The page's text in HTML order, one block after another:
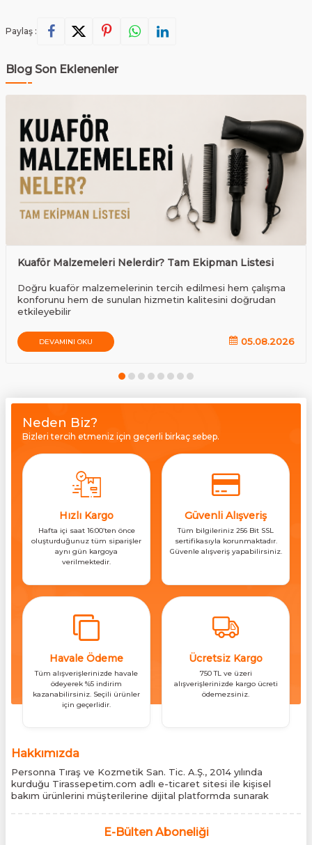
Paylaş :
Blog Son Eklenenler
Kuaför Malzemeleri Nelerdir? Tam Ekipman Listesi
Doğru kuaför malzemelerinin tercih edilmesi hem çalışma
konforunu hem de sunulan hizmetin kalitesini doğrudan
etkileyebilir
DEVAMINI OKU 05.08.2026
Neden Biz?
Bizleri tercih etmeniz için geçerli birkaç sebep.
Hızlı Kargo
Hafta içi saat 16:00’ten önce
oluşturduğunuz tüm siparişler
aynı gün kargoya
verilmektedir.
Güvenli Alışveriş
Tüm bilgileriniz 256 Bit SSL
sertifikasıyla korunmaktadır.
Güvenle alışveriş yapabilirsiniz.
Havale Ödeme
Tüm alışverişlerinizde havale
ödeyerek %5 indirim
kazanabilirsiniz. Seçili ürünler
için geçerlidir.
Ücretsiz Kargo
750 TL ve üzeri
alışverişlerinizde kargo ücreti
ödemezsiniz.
Hakkımızda
Personna Tıraş ve Kozmetik San. Tic. A.Ş., 2014 yılında
kurduğu Tirassepetim.com adlı e-ticaret sitesi ile kişisel
bakım ürünlerini müşterilerine dijital platformda sunarak
siteleri arasında yer almaktadır. Türkiye’de Cantu, Wilkinson
E-Bülten Aboneliği